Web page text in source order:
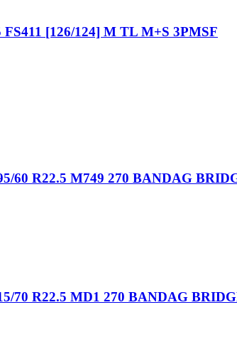
FS411 [126/124] M TL M+S 3PMSF
60 R22.5 M749 270 BANDAG
70 R22.5 MD1 270 BANDAG